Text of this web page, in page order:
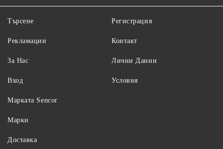
Търсене
Рекламации
За Нас
Вход
Регистрация
Контакт
Лични Данни
Условия
Maрката Sencor
Марки
Доставка